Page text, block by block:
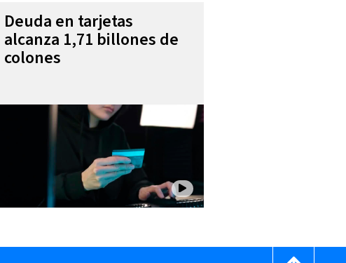
Deuda en tarjetas
alcanza 1,71 billones de
colones